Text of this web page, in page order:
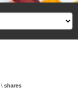
\ shares